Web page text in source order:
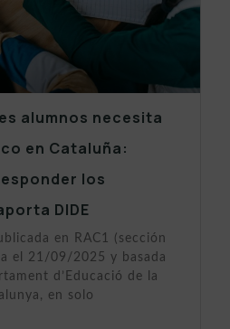
alumnos necesita
en Cataluña:
los
DIDE
en RAC1 (sección
el 21/09/2025 y basada
d’Educació de la
en solo